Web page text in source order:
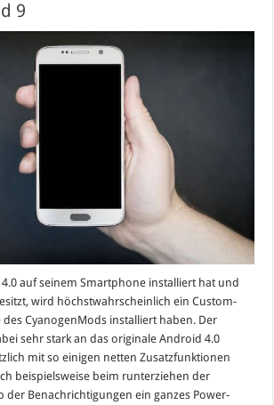
9
auf seinem Smartphone installiert hat und
wird höchstwahrscheinlich ein Custom-
des CyanogenMods installiert haben. Der
sehr stark an das originale Android 4.0
mit so einigen netten Zusatzfunktionen
beispielsweise beim runterziehen der
der Benachrichtigungen ein ganzes Power-